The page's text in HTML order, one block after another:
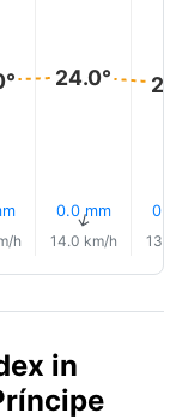
h
24.0°
0.0 mm
↑
14.0 km/h
0.0
13.0
in